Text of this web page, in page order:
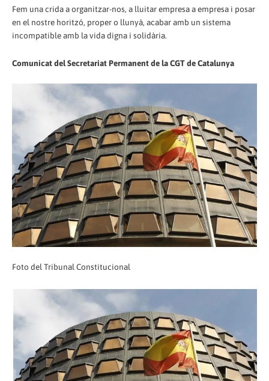
Fem una crida a organitzar-nos, a lluitar empresa a empresa i posar
en el nostre horitzó, proper o llunyà, acabar amb un sistema
incompatible amb la vida digna i solidària.
Comunicat del Secretariat Permanent de la CGT de Catalunya
Foto del Tribunal Constitucional